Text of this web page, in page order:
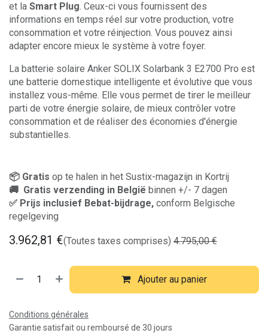
et la Smart Plug. Ceux-ci vous fournissent des
informations en temps réel sur votre production, votre
consommation et votre réinjection. Vous pouvez ainsi
adapter encore mieux le système à votre foyer.
La batterie solaire Anker SOLIX Solarbank 3 E2700 Pro est
une batterie domestique intelligente et évolutive que vous
installez vous-même. Elle vous permet de tirer le meilleur
parti de votre énergie solaire, de mieux contrôler votre
consommation et de réaliser des économies d'énergie
substantielles.
📦 Gratis op te halen in het Sustix-magazijn in Kortrij
🚚 Gratis verzending in België binnen +/- 7 dagen
✅ Prijs inclusief Bebat-bijdrage, conform Belgische
regelgeving
3.962,81 €(Toutes taxes comprises) 4.795,00€
Ajouter au panier
Conditions générales
Garantie satisfait ou remboursé de 30 jours